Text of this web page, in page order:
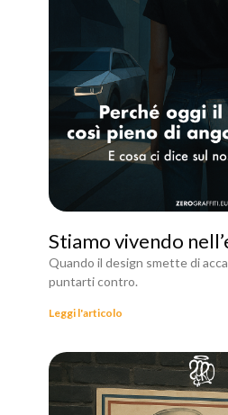
Stiamo vivendo
Quando il design smette di
puntarti contro.
Leggi l'articolo